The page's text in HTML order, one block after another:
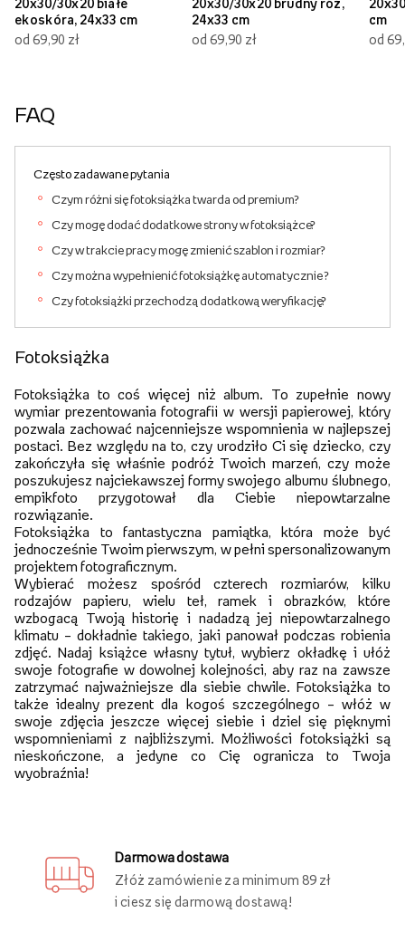
20x30/30x20 białe
ekoskóra, 24x33 cm
od 69,90 zł
20x30/30x20 brudny róż,
24x33 cm
od 69,90 zł
cm
od
FAQ
Często zadawane pytania
Czym różni się fotoksiążka twarda od premium?
Czy mogę dodać dodatkowe strony w fotoksiążce?
Czy w trakcie pracy mogę zmienić szablon i rozmiar?
Czy można wypełnienić fotoksiążkę automatycznie ?
Czy fotoksiążki przechodzą dodatkową weryfikację?
Fotoksiążka
Fotoksiążka to coś więcej niż album. To zupełnie nowy
wymiar prezentowania fotografii w wersji papierowej, który
pozwala zachować najcenniejsze wspomnienia w najlepszej
postaci. Bez względu na to, czy urodziło Ci się dziecko, czy
zakończyła się właśnie podróż Twoich marzeń, czy może
poszukujesz najciekawszej formy swojego albumu ślubnego,
empikfoto przygotował dla Ciebie niepowtarzalne
rozwiązanie.
Fotoksiążka to fantastyczna pamiątka, która może być
jednocześnie Twoim pierwszym, w pełni spersonalizowanym
projektem fotograficznym.
Wybierać możesz spośród czterech rozmiarów, kilku
rodzajów papieru, wielu teł, ramek i obrazków, które
wzbogacą Twoją historię i nadadzą jej niepowtarzalnego
klimatu – dokładnie takiego, jaki panował podczas robienia
zdjęć. Nadaj książce własny tytuł, wybierz okładkę i ułóż
swoje fotografie w dowolnej kolejności, aby raz na zawsze
zatrzymać najważniejsze dla siebie chwile. Fotoksiążka to
także idealny prezent dla kogoś szczególnego – włóż w
swoje zdjęcia jeszcze więcej siebie i dziel się pięknymi
wspomnieniami z najbliższymi. Możliwości fotoksiążki są
nieskończone, a jedyne co Cię ogranicza to Twoja
wyobraźnia!
Darmowa dostawa
Złóż zamówienie za minimum 89 zł
i ciesz się darmową dostawą!